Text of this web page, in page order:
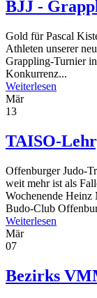
BJJ -
Gold für Pascal
Athleten unserer
Grappling-Turnier
Konkurrenz...
Weiterlesen
Mär
13
TAISO-
Offenburger Judo-
weit mehr ist als
Wochenende
Budo-Club
Weiterlesen
Mär
07
Bezirks